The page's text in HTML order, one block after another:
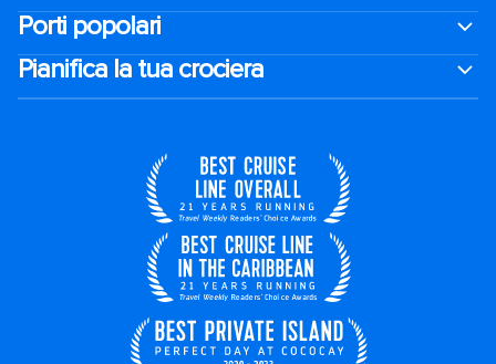
Porti popolari
Pianifica la tua crociera